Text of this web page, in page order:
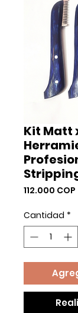
Kit Matt
112.000 COP
Cantidad *